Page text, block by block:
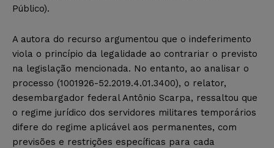
Público).
A autora do recurso argumentou que o indeferimento
viola o princípio da legalidade ao contrariar o previsto
na legislação mencionada. No entanto, ao analisar o
processo (1001926-52.2019.4.01.3400), o relator,
desembargador federal Antônio Scarpa, ressaltou que
o regime jurídico dos servidores militares temporários
difere do regime aplicável aos permanentes, com
previsões e restrições específicas para cada